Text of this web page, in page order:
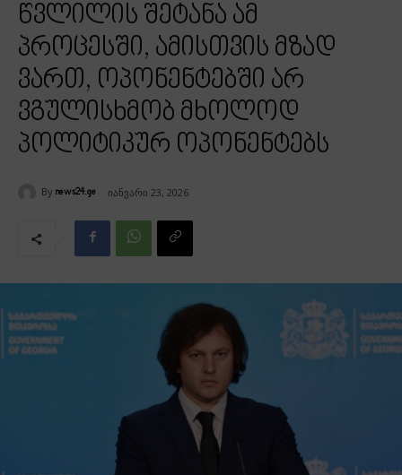
წვლილის შეტანა ამ
პროცესში, ამისთვის მზად
ვართ, ოპონენტებში არ
ვგულისხმობ მხოლოდ
პოლიტიკურ ოპონენტებს
By news24.ge იანვარი 23, 2026